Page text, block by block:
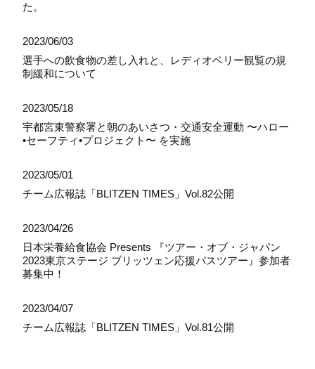
た。
2023/06/03
選手への飲食物の差し入れと、レディオベリー観覧の規
制緩和について
2023/05/18
宇都宮東警察署と朝のあいさつ・交通安全運動 〜ハロー
•セーフティ•プロジェクト〜 を実施
2023/05/01
チーム広報誌「BLITZEN TIMES」Vol.82公開
2023/04/26
日本栄養給食協会 Presents 『ツアー・オブ・ジャパン
2023東京ステージ ブリッツェン応援バスツアー』参加者
募集中！
2023/04/07
チーム広報誌「BLITZEN TIMES」Vol.81公開